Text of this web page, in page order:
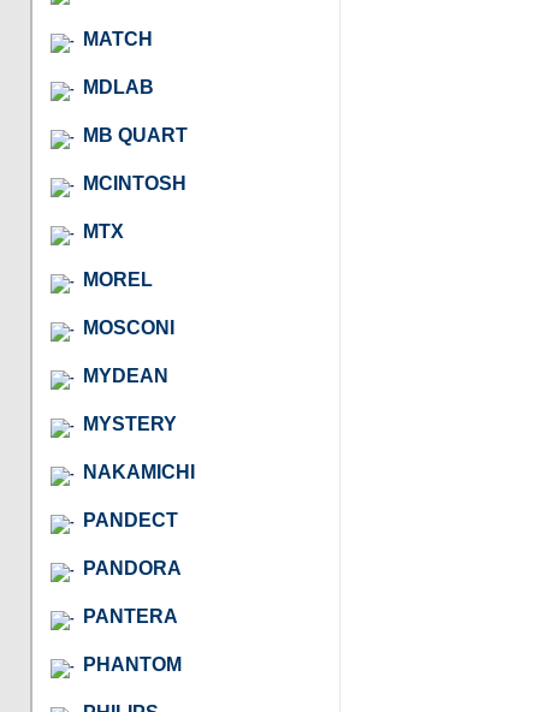
MATCH
MDLAB
MB QUART
MCINTOSH
MTX
MOREL
MOSCONI
MYDEAN
MYSTERY
NAKAMICHI
PANDECT
PANDORA
PANTERA
PHANTOM